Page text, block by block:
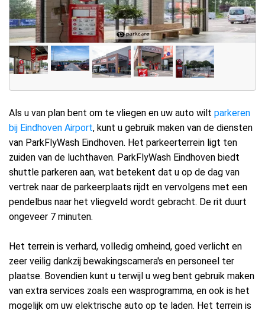
Als u van plan bent om te vliegen en uw auto wilt parkeren
bij Eindhoven Airport, kunt u gebruik maken van de diensten
van ParkFlyWash Eindhoven. Het parkeerterrein ligt ten
zuiden van de luchthaven. ParkFlyWash Eindhoven biedt
shuttle parkeren aan, wat betekent dat u op de dag van
vertrek naar de parkeerplaats rijdt en vervolgens met een
pendelbus naar het vliegveld wordt gebracht. De rit duurt
ongeveer 7 minuten.
Het terrein is verhard, volledig omheind, goed verlicht en
zeer veilig dankzij bewakingscamera's en personeel ter
plaatse. Bovendien kunt u terwijl u weg bent gebruik maken
van extra services zoals een wasprogramma, en ook is het
mogelijk om uw elektrische auto op te laden. Het terrein is